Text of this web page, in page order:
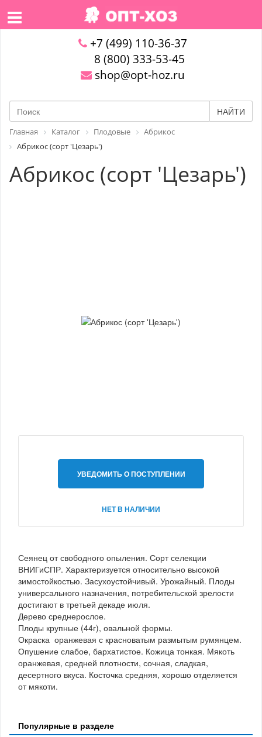
+7 (499) 110-36-37
8 (800) 333-53-45
shop@opt-hoz.ru
НАЙТИ
Главная Каталог Плодовые
Абрикос
Абрикос (сорт 'Цезарь')
Абрикос (сорт 'Цезарь')
УВЕДОМИТЬ О ПОСТУПЛЕНИИ
НЕТ В НАЛИЧИИ
Сеянец от свободного опыления. Сорт селекции
ВНИГиСПР. Характеризуется относительно высокой
зимостойкостью. Засухоустойчивый. Урожайный. Плоды
универсального назначения, потребительской зрелости
достигают в третьей декаде июля.
Дерево среднерослое.
Плоды крупные (44г), овальной формы.
Окраска оранжевая с красноватым размытым румянцем.
Опушение слабое, бархатистое. Кожица тонкая. Мякоть
оранжевая, средней плотности, сочная, сладкая,
десертного вкуса. Косточка средняя, хорошо отделяется
от мякоти.
Популярные в разделе